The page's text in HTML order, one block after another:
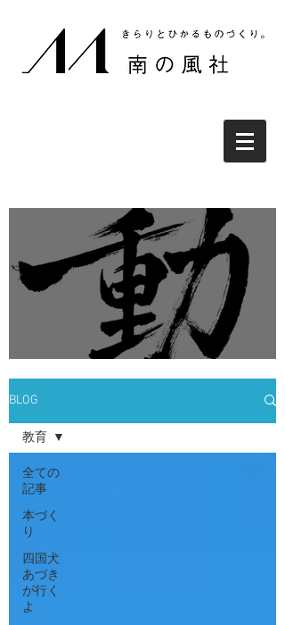
BLOG
全ての
記事
本づく
り
四国犬
あづき
が行く
よ
教育